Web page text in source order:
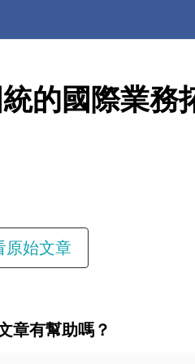
的國際業務
原始文章
章有幫助嗎？